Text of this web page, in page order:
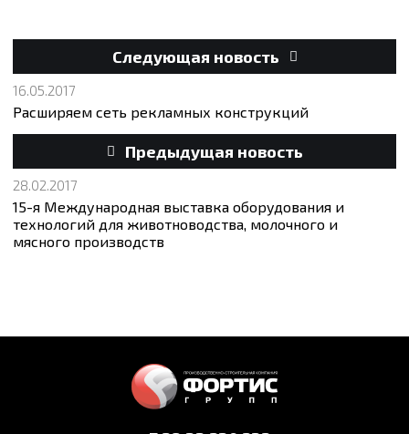
Следующая новость
16.05.2017
Расширяем сеть рекламных конструкций
Предыдущая новость
28.02.2017
15-я Международная выставка оборудования и
технологий для животноводства, молочного и
мясного производств